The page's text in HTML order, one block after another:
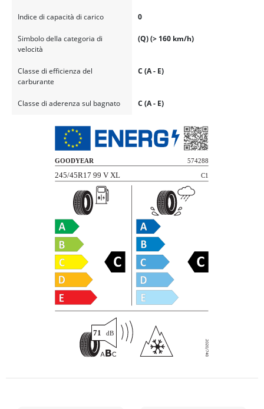
Indice di capacità di carico 0
Simbolo della categoria di
velocità
(Q) (> 160 km/h)
Classe di efficienza del
carburante
C (A - E)
Classe di aderenza sul bagnato C (A - E)